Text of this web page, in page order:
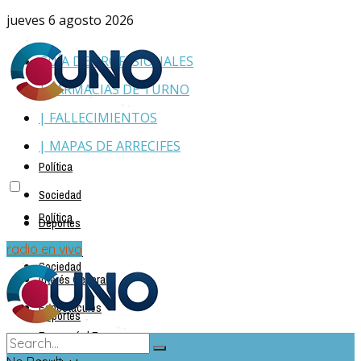
jueves 6 agosto 2026
GUÍA DE PROFESIONALES
| FARMACIAS DE TURNO
| FALLECIMIENTOS
| MAPAS DE ARRECIFES
Política
Sociedad
Deportes
Policiales
Interés General
Espectáculos
Economía | Empresas
Política
Sociedad
Deportes
radio en vivo